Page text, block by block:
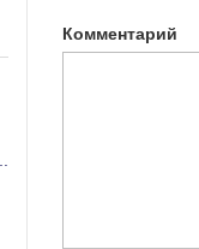
Комментарий